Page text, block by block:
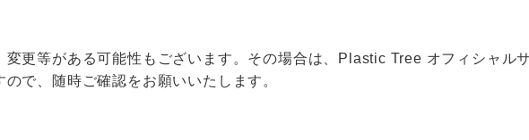
更等がある可能性もございます。その場合は、Plastic Tree オフィシャル
で、随時ご確認をお願いいたします。